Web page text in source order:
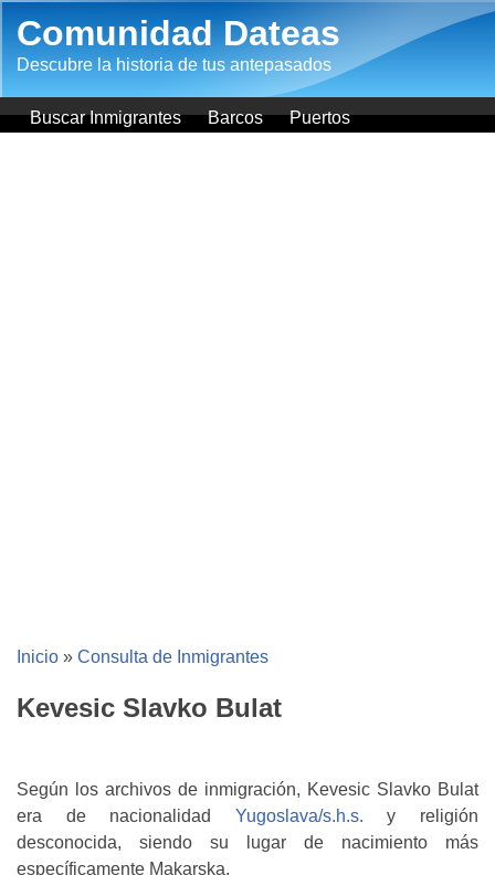
Comunidad Dateas
Descubre la historia de tus antepasados
Buscar Inmigrantes Barcos Puertos
Inicio » Consulta de Inmigrantes
Kevesic Slavko Bulat
Según los archivos de inmigración, Kevesic Slavko Bulat
era de nacionalidad Yugoslava/s.h.s. y religión
desconocida, siendo su lugar de nacimiento más
específicamente Makarska.